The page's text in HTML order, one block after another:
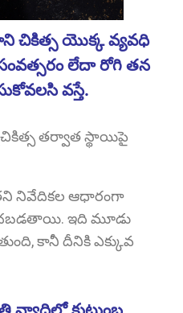
చికిత్స యొక్క వ్యవధి
లేదా రోగి తన
వస్తే.
తర్వాత స్థాయిపై
నివేదికల ఆధారంగా
ఇది మూడు
కానీ దీనికి ఎక్కువ